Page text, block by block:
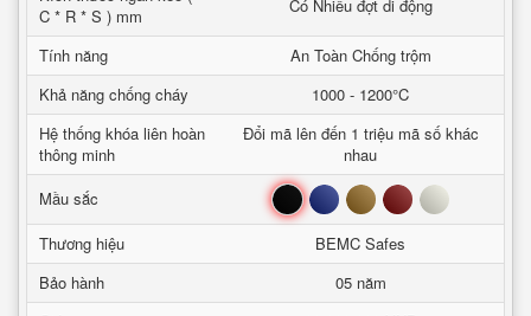
C * R * S ) mm
Có Nhiều đợt di động
Tính năng
An Toàn Chống trộm
Khả năng chống cháy
1000 - 1200°C
Hệ thống khóa liên hoàn
thông minh
Đổi mã lên đến 1 triệu mã số khác
nhau
Mầu sắc
Đen Xanh Nâu Đỏ Trắng
Thương hiệu
BEMC Safes
Bảo hành
05 năm